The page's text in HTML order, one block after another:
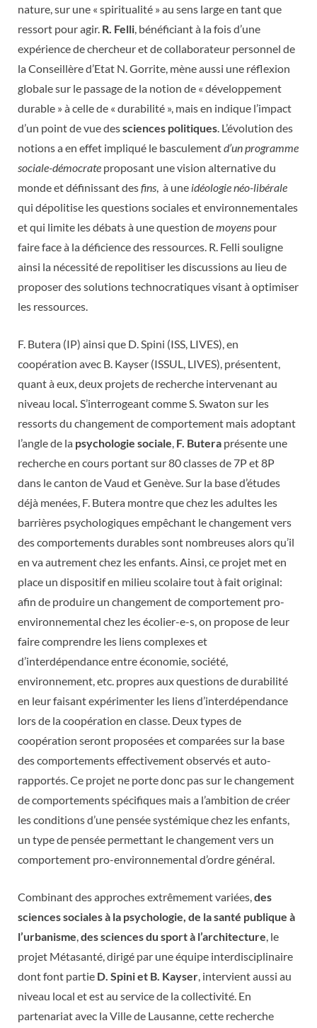
nature, sur une « spiritualité » au sens large en tant que
ressort pour agir. R. Felli, bénéficiant à la fois d’une
expérience de chercheur et de collaborateur personnel de
la Conseillère d’Etat N. Gorrite, mène aussi une réflexion
globale sur le passage de la notion de « développement
durable » à celle de « durabilité », mais en indique l’impact
d’un point de vue dessciences politiques. L’évolution des
notions a en effet impliqué le basculementd’unprogramme
sociale-démocrate proposant une vision alternative du
monde et définissant desfins, à une idéologie néo-libérale
qui dépolitise les questions sociales et environnementales
et qui limite les débats à une question demoyens pour
faire face à la déficience des ressources. R. Felli souligne
ainsi la nécessité de repolitiser les discussions au lieu de
proposer des solutions technocratiques visant à optimiser
les ressources.
F. Butera (IP) ainsi que D. Spini (ISS, LIVES), en
coopération avec B. Kayser (ISSUL, LIVES), présentent,
quant à eux, deux projets de recherche intervenant au
niveau local. S’interrogeant comme S. Swaton sur les
ressorts du changement de comportement mais adoptant
l’angle de la psychologie sociale, F. Butera présente une
recherche en cours portant sur 80 classes de 7P et 8P
dans le canton de Vaud et Genève. Sur la base d’études
déjà menées, F. Butera montre que chez les adultes les
barrières psychologiques empêchant le changement vers
des comportements durables sont nombreuses alors qu’il
en va autrement chez les enfants. Ainsi, ce projet met en
place un dispositif en milieu scolaire tout à fait original:
afin de produire un changement de comportement pro-
environnemental chez les écolier-e-s, on propose de leur
faire comprendre les liens complexes et
d’interdépendance entre économie, société,
environnement, etc. propres aux questions de durabilité
en leur faisant expérimenter les liens d’interdépendance
lors de la coopération en classe. Deux types de
coopération seront proposées et comparées sur la base
des comportements effectivement observés et auto-
rapportés. Ce projet ne porte donc pas sur le changement
de comportements spécifiques mais a l’ambition de créer
les conditions d’une pensée systémique chez les enfants,
un type de pensée permettant le changement vers un
comportement pro-environnemental d’ordre général.
Combinant des approches extrêmement variées,des
sciences sociales à la psychologie, de la santé publique à
l’urbanisme,des sciences du sport à l’architecture, le
projet Métasanté, dirigé par une équipe interdisciplinaire
dont font partie D. Spini et B. Kayser, intervient aussi au
niveau local et est au service de la collectivité. En
partenariat avec la Ville de Lausanne, cette recherche